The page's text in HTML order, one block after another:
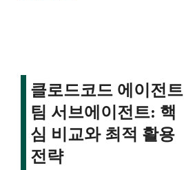
클로드코드 에이전트
팀 서브에이전트: 핵
심 비교와 최적 활용
전략